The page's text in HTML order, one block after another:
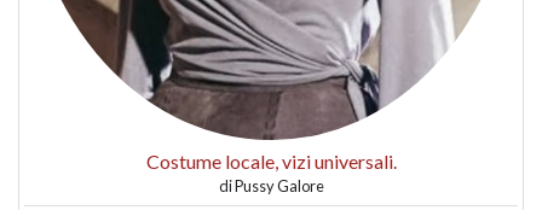
Costume locale, vizi universali.
diPussy Galore